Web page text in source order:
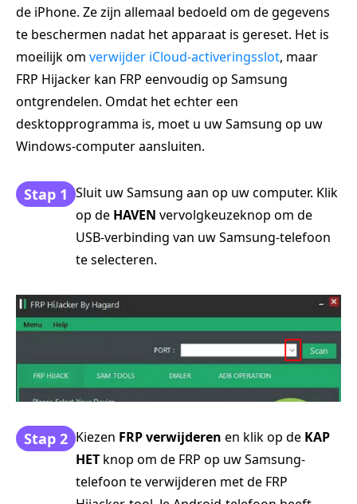
de iPhone. Ze zijn allemaal bedoeld om de gegevens
te beschermen nadat het apparaat is gereset. Het is
moeilijk om verwijder iCloud-activeringsslot, maar
FRP Hijacker kan FRP eenvoudig op Samsung
ontgrendelen. Omdat het echter een
desktopprogramma is, moet u uw Samsung op uw
Windows-computer aansluiten.
Stap 1 Sluit uw Samsung aan op uw computer. Klik
op de HAVEN vervolgkeuzeknop om de
USB-verbinding van uw Samsung-telefoon
te selecteren.
Stap 2 Kiezen FRP verwijderen en klik op de KAP
HET knop om de FRP op uw Samsung-
telefoon te verwijderen met de FRP